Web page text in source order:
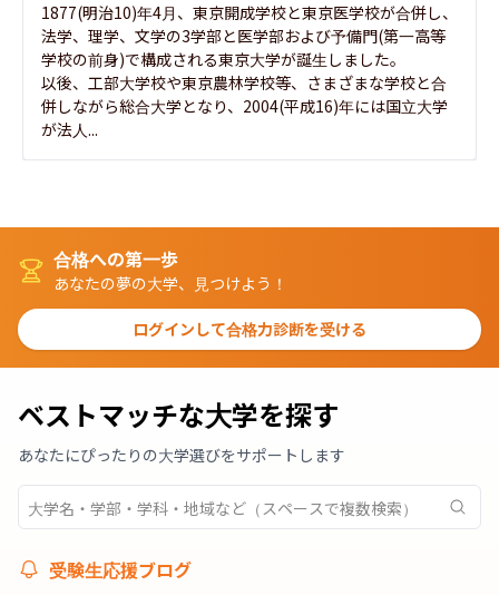
1877(明治10)年4月、東京開成学校と東京医学校が合併し、
法学、理学、文学の3学部と医学部および予備門(第一高等
学校の前身)で構成される東京大学が誕生しました。
以後、工部大学校や東京農林学校等、さまざまな学校と合
併しながら総合大学となり、2004(平成16)年には国立大学
が法人...
合格への第一歩
あなたの夢の大学、見つけよう！
ログインして合格力診断を受ける
ベストマッチな大学を探す
あなたにぴったりの大学選びをサポートします
受験生応援ブログ